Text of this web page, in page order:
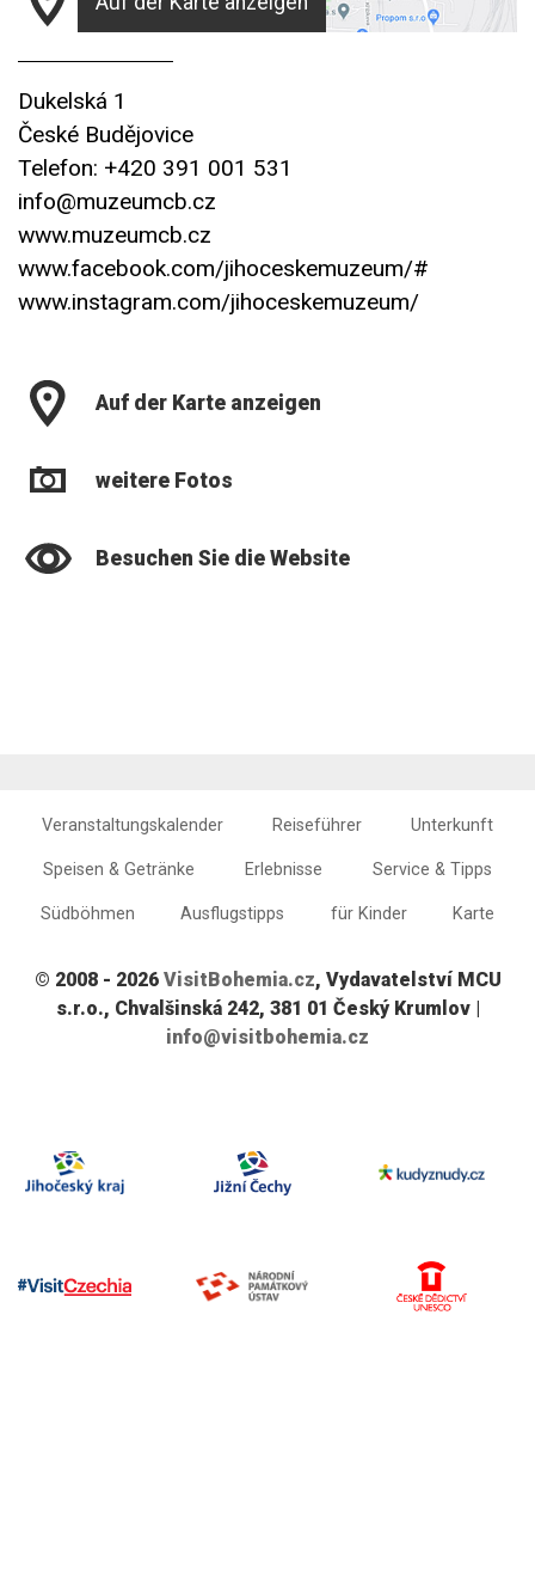
Dukelská 1
České Budějovice
Telefon: +420 391 001 531
info@muzeumcb.cz
www.muzeumcb.cz
www.facebook.com/jihoceskemuzeum/#
www.instagram.com/jihoceskemuzeum/
Auf der Karte anzeigen
weitere Fotos
Besuchen Sie die Website
Veranstaltungskalender Reiseführer Unterkunft
Speisen & Getränke Erlebnisse Service & Tipps
Südböhmen Ausflugstipps für Kinder Karte
© 2008 - 2026 VisitBohemia.cz, Vydavatelství MCU
s.r.o., Chvalšinská 242, 381 01 Český Krumlov |
info@visitbohemia.cz